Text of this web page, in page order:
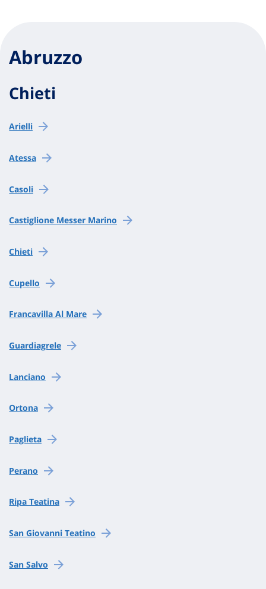
Abruzzo
Chieti
Arielli
Atessa
Casoli
Castiglione Messer Marino
Chieti
Cupello
Francavilla Al Mare
Guardiagrele
Lanciano
Ortona
Paglieta
Perano
Ripa Teatina
San Giovanni Teatino
San Salvo